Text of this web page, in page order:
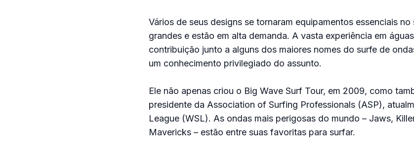
Vários de seus designs se tornaram equipamentos essenciais
grandes e estão em alta demanda. A vasta experiência em
contribuição junto a alguns dos maiores nomes do surfe de
um conhecimento privilegiado do assunto.
Ele não apenas criou o Big Wave Surf Tour, em 2009, como
presidente da Association of Surfing Professionals (ASP),
League (WSL). As ondas mais perigosas do mundo – Jaws,
Mavericks – estão entre suas favoritas para surfar.